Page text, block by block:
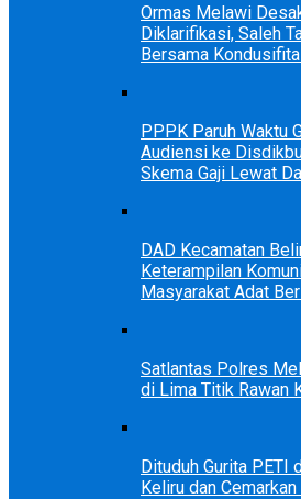
Ormas Melawi
Diklarifikasi, Saleh
Bersama
PPPK Paruh Waktu
Audiensi ke
Skema Gaji Lewat
DAD Kecamatan
Keterampilan
Masyarakat Adat
Satlantas Polres
di Lima Titik Rawan
Dituduh Gurita PETI
Keliru dan